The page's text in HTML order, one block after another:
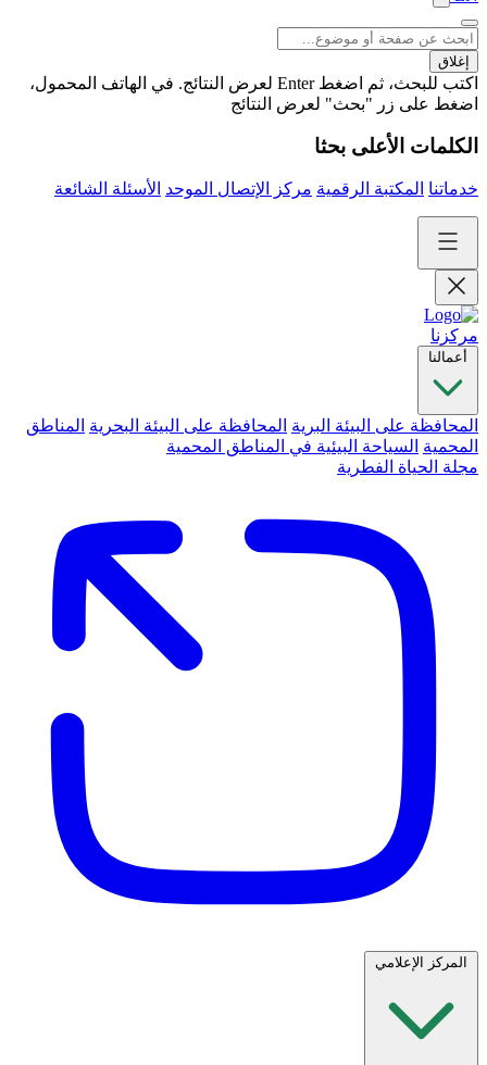
إغلاق
اكتب للبحث، ثم اضغط Enter لعرض النتائج. في الهاتف المحمول،
اضغط على زر "بحث" لعرض النتائج
الكلمات الأعلى بحثا
خدماتنا المكتبة الرقمية مركز الإتصال الموحد الأسئلة الشائعة
مركزنا
أعمالنا
المحافظة على البيئة البرية المحافظة على البيئة البحرية المناطق
المحمية السياحة البيئية في المناطق المحمية
مجلة الحياة الفطرية
المركز الإعلامي